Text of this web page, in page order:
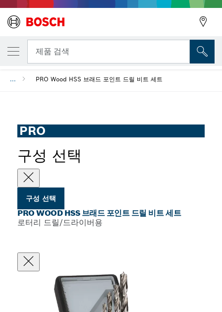
제품 검색
... PRO Wood HSS 브래드 포인트 드릴 비트 세트
PRO
구성 선택
구성 선택
PRO WOOD HSS 브래드 포인트 드릴 비트 세트
로터리 드릴/드라이버용
선택한 변형
PRO Wood HSS 브래드 포인트 드릴 비트 세트